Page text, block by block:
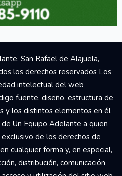
San Rafael de Alajuela,
los derechos reservados Los
intelectual del web
fuente, diseño, estructura de
y los distintos elementos en él
Un Equipo Adelante a quien
de los derechos de
cualquier forma y, en especial,
distribución, comunicación